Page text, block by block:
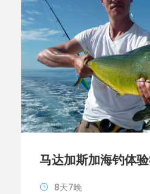
马达加斯加海钓体
8天7晚